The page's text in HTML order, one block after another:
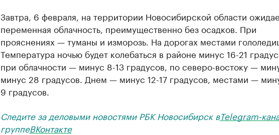
Завтра, 6 февраля, на территории Новосибирской области
переменная облачность, преимущественно без осадков. При
прояснениях — туманы и изморозь. На дорогах местами
Температура ночью будет колебаться в районе минус 16-21
при облачности — минус 8-13 градусов, по северо-востоку —
минус 28 градусов. Днем — минус 12-17 градусов, местами —
9 градусов.
Следите за деловыми новостями РБК Новосибирск вTelegram-
группеВКонтакте